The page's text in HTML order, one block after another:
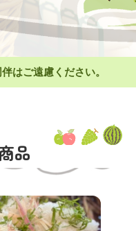
はご遠慮ください。
品